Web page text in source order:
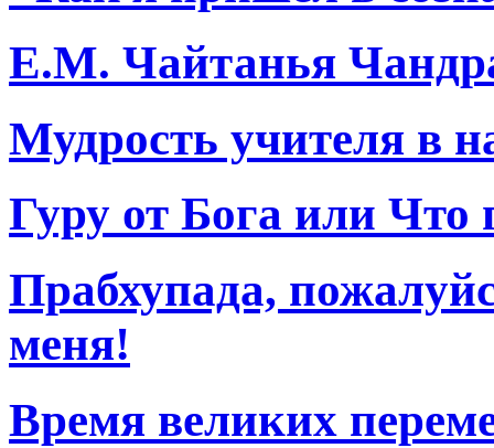
Е.М. Чайтанья
Мудрость учителя в
Гуру от Бога или Что
Прабхупада,
меня!
Время великих